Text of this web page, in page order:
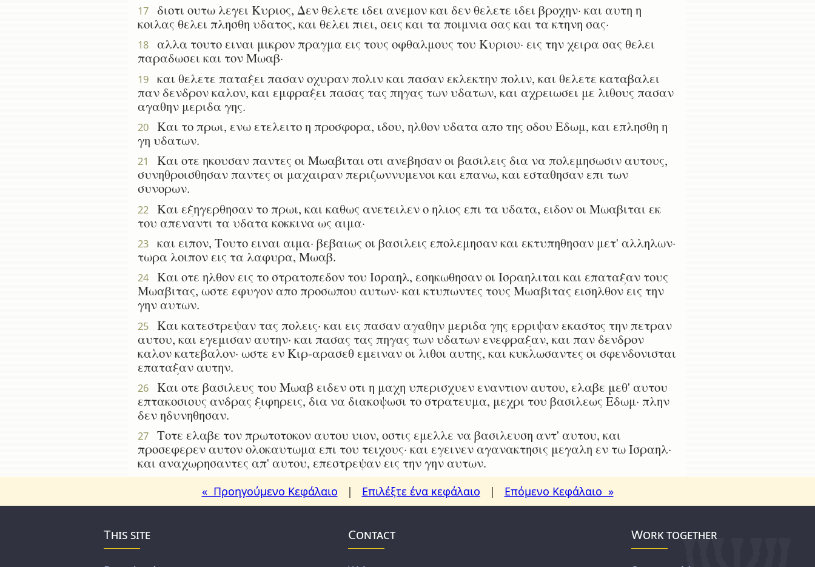
17
διοτι ουτω λεγει Κυριος, Δεν θελετε ιδει ανεμον και δεν θελετε ιδει βροχην· και αυτη η
κοιλας θελει πλησθη υδατος, και θελει πιει, σεις και τα ποιμνια σας και τα κτηνη σας·
18
αλλα τουτο ειναι μικρον πραγμα εις τους οφθαλμους του Κυριου· εις την χειρα σας θελει
παραδωσει και τον Μωαβ·
19
και θελετε παταξει πασαν οχυραν πολιν και πασαν εκλεκτην πολιν, και θελετε καταβαλει
παν δενδρον καλον, και εμφραξει πασας τας πηγας των υδατων, και αχρειωσει με λιθους πασαν
αγαθην μεριδα γης.
20
Και το πρωι, ενω ετελειτο η προσφορα, ιδου, ηλθον υδατα απο της οδου Εδωμ, και επλησθη η
γη υδατων.
21
Και οτε ηκουσαν παντες οι Μωαβιται οτι ανεβησαν οι βασιλεις δια να πολεμησωσιν αυτους,
συνηθροισθησαν παντες οι μαχαιραν περιζωννυμενοι και επανω, και εσταθησαν επι των
συνορων.
22
Και εξηγερθησαν το πρωι, και καθως ανετειλεν ο ηλιος επι τα υδατα, ειδον οι Μωαβιται εκ
του απεναντι τα υδατα κοκκινα ως αιμα·
23
και ειπον, Τουτο ειναι αιμα· βεβαιως οι βασιλεις επολεμησαν και εκτυπηθησαν μετ' αλληλων·
τωρα λοιπον εις τα λαφυρα, Μωαβ.
24
Και οτε ηλθον εις το στρατοπεδον του Ισραηλ, εσηκωθησαν οι Ισραηλιται και επαταξαν τους
Μωαβιτας, ωστε εφυγον απο προσωπου αυτων· και κτυπωντες τους Μωαβιτας εισηλθον εις την
γην αυτων.
25
Και κατεστρεψαν τας πολεις· και εις πασαν αγαθην μεριδα γης ερριψαν εκαστος την πετραν
αυτου, και εγεμισαν αυτην· και πασας τας πηγας των υδατων ενεφραξαν, και παν δενδρον
καλον κατεβαλον· ωστε εν Κιρ-αρασεθ εμειναν οι λιθοι αυτης, και κυκλωσαντες οι σφενδονισται
επαταξαν αυτην.
26
Και οτε βασιλευς του Μωαβ ειδεν οτι η μαχη υπερισχυεν εναντιον αυτου, ελαβε μεθ' αυτου
επτακοσιους ανδρας ξιφηρεις, δια να διακοψωσι το στρατευμα, μεχρι του βασιλεως Εδωμ· πλην
δεν ηδυνηθησαν.
27
Τοτε ελαβε τον πρωτοτοκον αυτου υιον, οστις εμελλε να βασιλευση αντ' αυτου, και
προσεφερεν αυτον ολοκαυτωμα επι του τειχους· και εγεινεν αγανακτησις μεγαλη εν τω Ισραηλ·
και αναχωρησαντες απ' αυτου, επεστρεψαν εις την γην αυτων.
« Προηγούμενο Κεφάλαιο | Επιλέξτε ένα κεφάλαιο | Επόμενο Κεφάλαιο »
This site Contact Work together